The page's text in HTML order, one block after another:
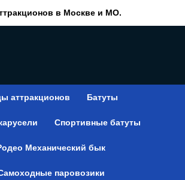
в Москве и МО.
аттракционов Батуты
Спортивные батуты
Механический бык
паровозики